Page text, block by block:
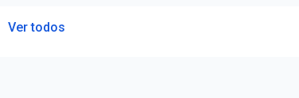
Ver todos